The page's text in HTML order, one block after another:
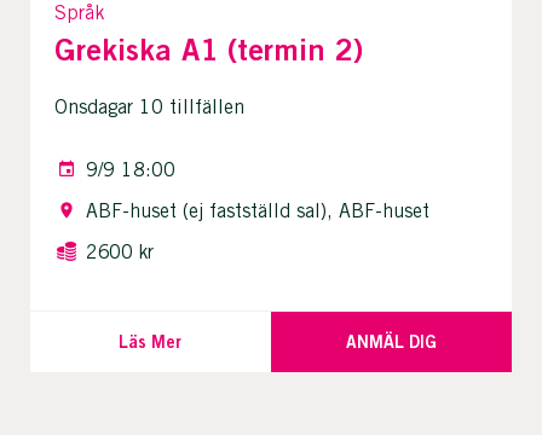
Språk
Grekiska A1 (termin 2)
Onsdagar 10 tillfällen
9/9 18:00
ABF-huset (ej fastställd sal), ABF-huset
2600 kr
Läs Mer ANMÄL DIG